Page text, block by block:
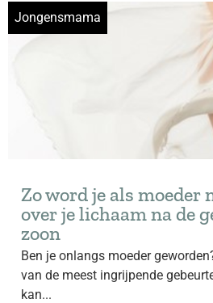
Jongensmama
Zo word je als moeder
over je lichaam na de
zoon
Ben je onlangs moeder
van de meest ingrijpende
kan...